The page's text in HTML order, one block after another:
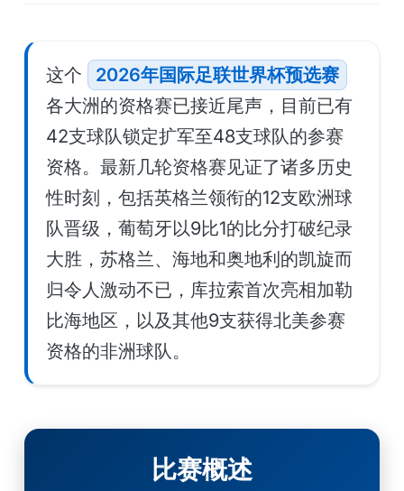
这个
2026年国际足联世界杯预选赛
各大洲的资格赛已接近尾声，目前已有
42支球队锁定扩军至48支球队的参赛
资格。最新几轮资格赛见证了诸多历史
性时刻，包括英格兰领衔的12支欧洲球
队晋级，葡萄牙以9比1的比分打破纪录
大胜，苏格兰、海地和奥地利的凯旋而
归令人激动不已，库拉索首次亮相加勒
比海地区，以及其他9支获得北美参赛
资格的非洲球队。
比赛概述